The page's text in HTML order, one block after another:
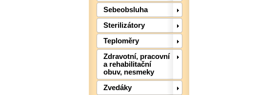
Sebeobsluha
Sterilizátory
Teploměry
Zdravotní, pracovní
a rehabilitační
obuv, nesmeky
Zvedáky